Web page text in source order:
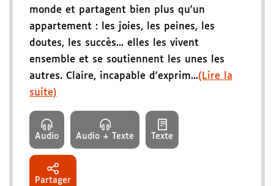
monde et partagent bien plus qu'un
appartement : les joies, les peines, les
doutes, les succès... elles les vivent
ensemble et se soutiennent les unes les
autres. Claire, incapable d'exprim...(Lire la
suite)
Audio Audio + Texte Texte
Partager